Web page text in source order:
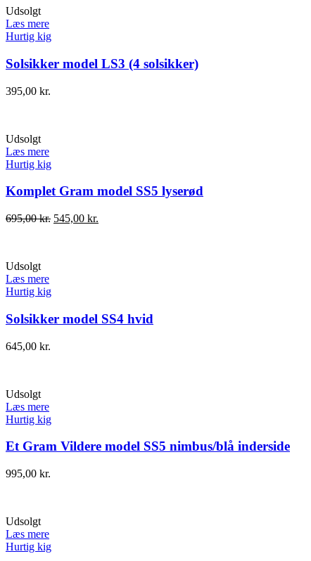
Udsolgt
Læs mere
Hurtig kig
Solsikker model LS3 (4 solsikker)
395,00 kr.
Udsolgt
Læs mere
Hurtig kig
Komplet Gram model SS5 lyserød
695,00kr. 545,00 kr.
Udsolgt
Læs mere
Hurtig kig
Solsikker model SS4 hvid
645,00 kr.
Udsolgt
Læs mere
Hurtig kig
Et Gram Vildere model SS5 nimbus/blå inderside
995,00 kr.
Udsolgt
Læs mere
Hurtig kig